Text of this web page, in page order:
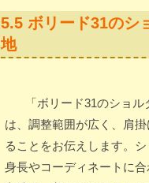
5.5 ボリード31のシ
地
「ボリード31のショ
は、調整範囲が広く、肩
ることをお伝えします。
身長やコーディネートに